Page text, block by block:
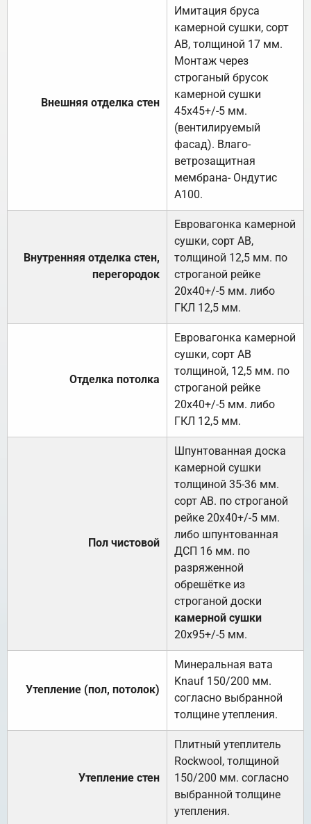
Внешняя отделка стен
Имитация бруса
камерной сушки, сорт
АВ, толщиной 17 мм.
Монтаж через
строганый брусок
камерной сушки
45х45+/-5 мм.
(вентилируемый
фасад). Влаго-
ветрозащитная
мембрана- Ондутис
А100.
Внутренняя отделка стен,
перегородок
Евровагонка камерной
сушки, сорт АВ,
толщиной 12,5 мм. по
строганой рейке
20х40+/-5 мм. либо
ГКЛ 12,5 мм.
Отделка потолка
Евровагонка камерной
сушки, сорт АВ
толщиной, 12,5 мм. по
строганой рейке
20х40+/-5 мм. либо
ГКЛ 12,5 мм.
Пол чистовой
Шпунтованная доска
камерной сушки
толщиной 35-36 мм.
сорт АВ. по строганой
рейке 20х40+/-5 мм.
либо шпунтованная
ДСП 16 мм. по
разряженной
обрешётке из
строганой доски
камерной сушки
20х95+/-5 мм.
Утепление (пол, потолок)
Минеральная вата
Knauf 150/200 мм.
согласно выбранной
толщине утепления.
Утепление стен
Плитный утеплитель
Rockwool, толщиной
150/200 мм. согласно
выбранной толщине
утепления.